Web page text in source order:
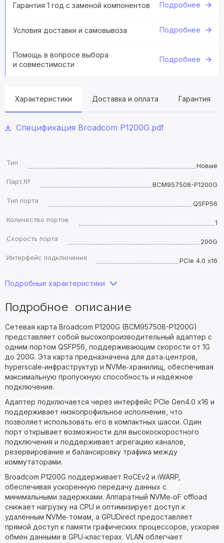
Гарантия 1 год с заменой компонентов Подробнее
Условия доставки и самовывоза Подробнее
Помощь в вопросе выбора
и совместимости
Подробнее
Характеристики Доставка и оплата Гарантия
Спецификация Broadcom P1200G.pdf
Тип
Новые
Парт.№
BCM957508-P1200G
Тип порта
QSFP56
Количество портов
1
Скорость порта
200G
Интерфейс подключения
PCIe 4.0 x16
Подробные характеристики
Подробное описание
Сетевая карта Broadcom P1200G (BCM957508-P1200G)
представляет собой высокопроизводительный адаптер с
одним портом QSFP56, поддерживающим скорости от 1G
до 200G. Эта карта предназначена для дата‑центров,
hyperscale‑инфраструктур и NVMe‑хранилищ, обеспечивая
максимальную пропускную способность и надёжное
подключение.
Адаптер подключается через интерфейс PCIe Gen4.0 x16 и
поддерживает низкопрофильное исполнение, что
позволяет использовать его в компактных шасси. Один
порт открывает возможности для высокоскоростного
подключения и поддерживает агрегацию каналов,
резервирование и балансировку трафика между
коммутаторами.
Broadcom P1200G поддерживает RoCEv2 и iWARP,
обеспечивая ускоренную передачу данных с
минимальными задержками. Аппаратный NVMe‑oF offload
снижает нагрузку на CPU и оптимизирует доступ к
удалённым NVMe‑томам, а GPUDirect предоставляет
прямой доступ к памяти графических процессоров, ускоряя
обмен данными в GPU‑кластерах. VLAN облегчает